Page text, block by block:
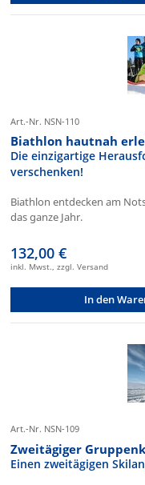
Art.-Nr. NSN-110
Biathlon hautnah
Die einzigartige
verschenken!
Biathlon entdecken am
das ganze Jahr.
132,00 €
inkl. Mwst., zzgl. Versand
In den
Art.-Nr. NSN-109
Zweitägiger
Einen zweitägigen